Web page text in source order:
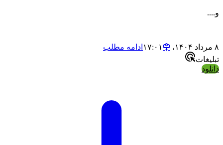
و....
۸ مرداد ۱۴۰۴،‏ ۱۷:۰۱
ادامه مطلب
تبلیغات
دانلود